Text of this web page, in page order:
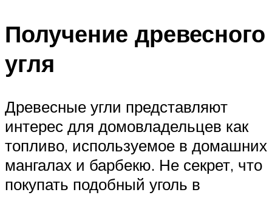
Получение древесного
угля
Древесные угли представляют
интерес для домовладельцев как
топливо, используемое в домашних
мангалах и барбекю. Не секрет, что
покупать подобный уголь в